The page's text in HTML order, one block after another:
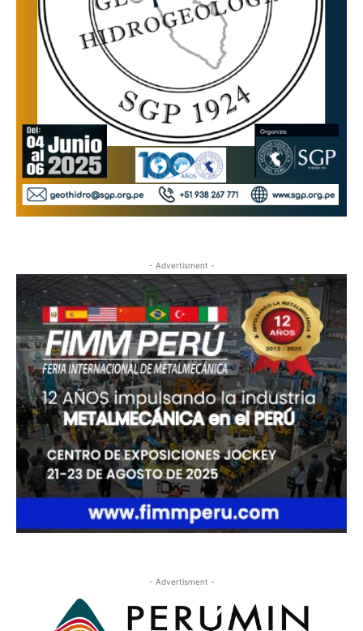
- Advertisment -
- Advertisment -